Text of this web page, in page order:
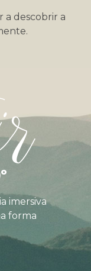
a descobrir a
imersiva
forma